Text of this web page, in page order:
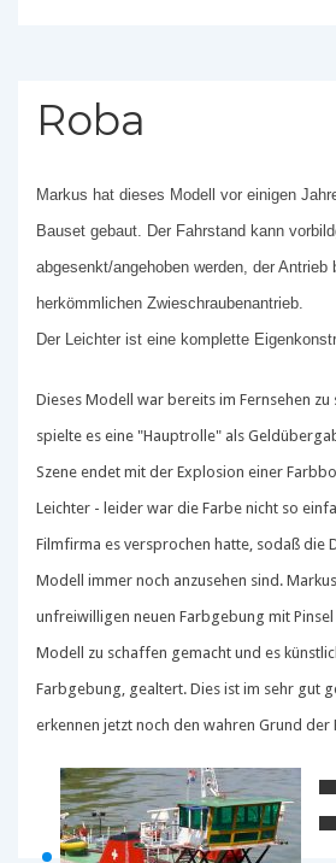
Roba
Markus hat dieses Modell vor einigen
Bauset gebaut. Der Fahrstand kann
abgesenkt/angehoben werden, der Antrieb
herkömmlichen Zwieschraubenantrieb.
Der Leichter ist eine komplette
Dieses Modell war bereits im Fernsehen
spielte es eine "Hauptrolle" als
Szene endet mit der Explosion einer
Leichter - leider war die Farbe nicht so
Filmfirma es versprochen hatte, sodaß die
Modell immer noch anzusehen sind.
unfreiwilligen neuen Farbgebung mit
Modell zu schaffen gemacht und es
Farbgebung, gealtert. Dies ist im sehr gut
erkennen jetzt noch den wahren Grund der